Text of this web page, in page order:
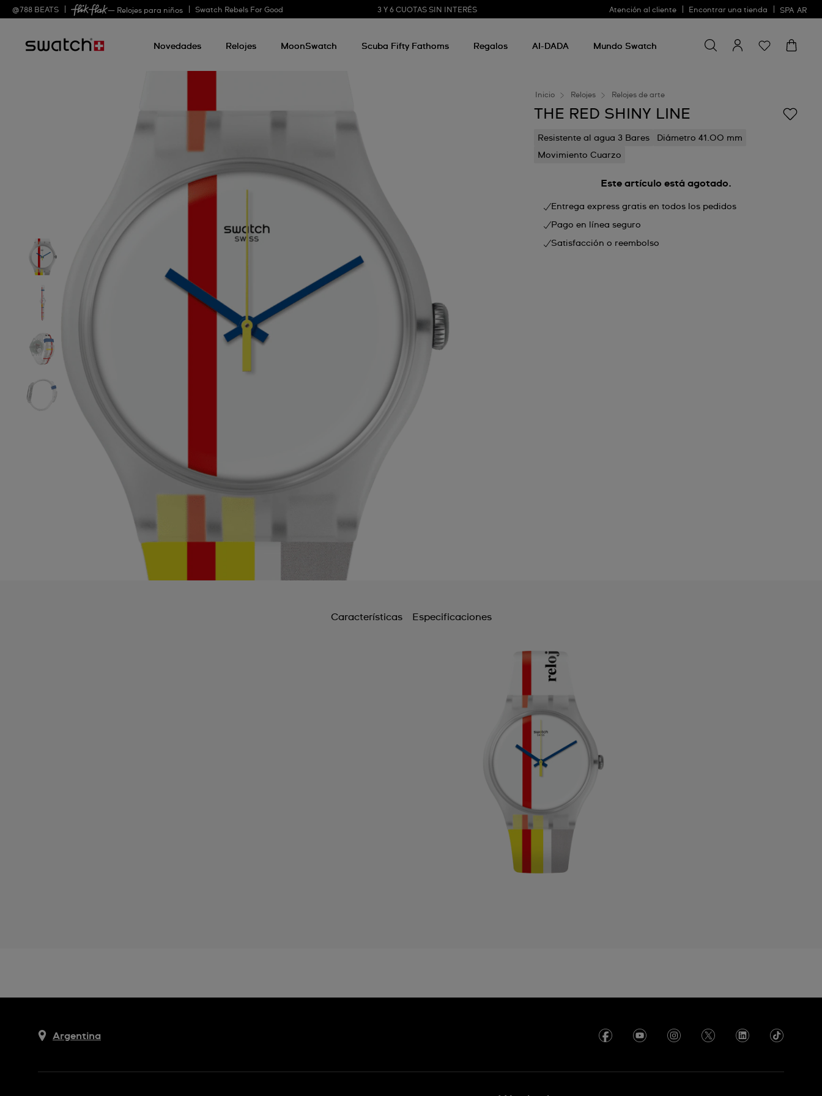
@ 788 BEATS — Relojes para niños Swatch Rebels For Good 3 Y 6 CUOTAS SIN INTERÉS Atención al cliente Encontrar una tienda SPA AR
Novedades Relojes MoonSwatch Scuba Fifty Fathoms Regalos AI-DADA Mundo Swatch
algo
Inicio Relojes Relojes de arte
THE RED SHINY LINE
Resistente al agua 3 Bares
Diámetro 41.00 mm
Movimiento Cuarzo
Este artículo está agotado.
Entrega express gratis en todos los pedidos
Pago en línea seguro
Satisfacción o reembolso
Características Especificaciones
Argentina